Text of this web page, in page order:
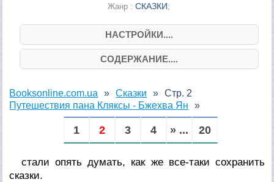
Жанр :СКАЗКИ;
НАСТРОЙКИ....
СОДЕРЖАНИЕ....
Booksonline.com.ua
Сказки
Путешествия пана Кляксы - Бжехва Ян
Стр. 2
1 2 3 4 » ... 20
стали опять думать, как же все-таки сохранить
сказки.